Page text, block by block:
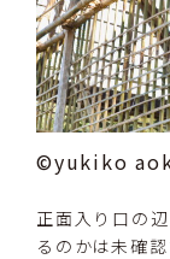
©yukiko
正面入り口の
るのかは未確